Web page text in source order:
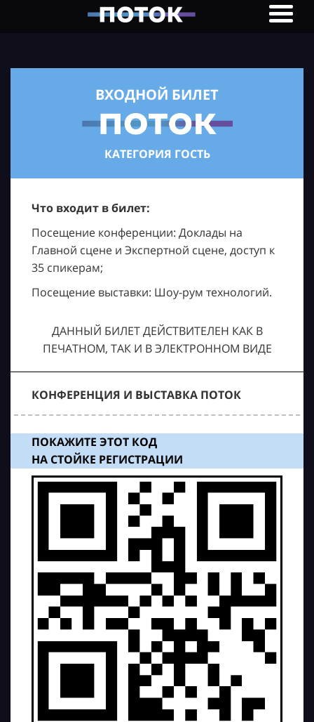
ВХОДНОЙ БИЛЕТ
КАТЕГОРИЯ ГОСТЬ
Что входит в билет:
Посещение конференции: Доклады на
Главной сцене и Экспертной сцене, доступ к
35 спикерам;
Посещение выставки: Шоу-рум технологий.
ДАННЫЙ БИЛЕТ ДЕЙСТВИТЕЛЕН КАК В
ПЕЧАТНОМ, ТАК И В ЭЛЕКТРОННОМ ВИДЕ
КОНФЕРЕНЦИЯ И ВЫСТАВКА ПОТОК
ПОКАЖИТЕ ЭТОТ КОД
НА СТОЙКЕ РЕГИСТРАЦИИ